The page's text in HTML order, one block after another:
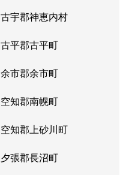
古宇郡神恵内村
古平郡古平町
余市郡余市町
空知郡南幌町
空知郡上砂川町
夕張郡長沼町